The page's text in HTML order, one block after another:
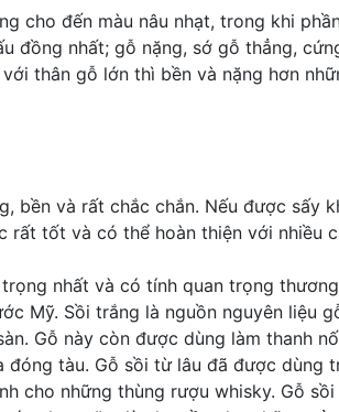
cho đến màu nâu nhạt, trong khi
đồng nhất; gỗ nặng, sớ gỗ thẳng,
thân gỗ lớn thì bền và nặng hơn
bền và rất chắc chắn. Nếu được sấy
tốt và có thể hoàn thiện với nhiều
nhất và có tính quan trọng
Mỹ. Sồi trắng là nguồn nguyên liệu
Gỗ này còn được dùng làm thanh
đóng tàu. Gỗ sồi từ lâu đã được dùng
cho những thùng rượu whisky. Gỗ